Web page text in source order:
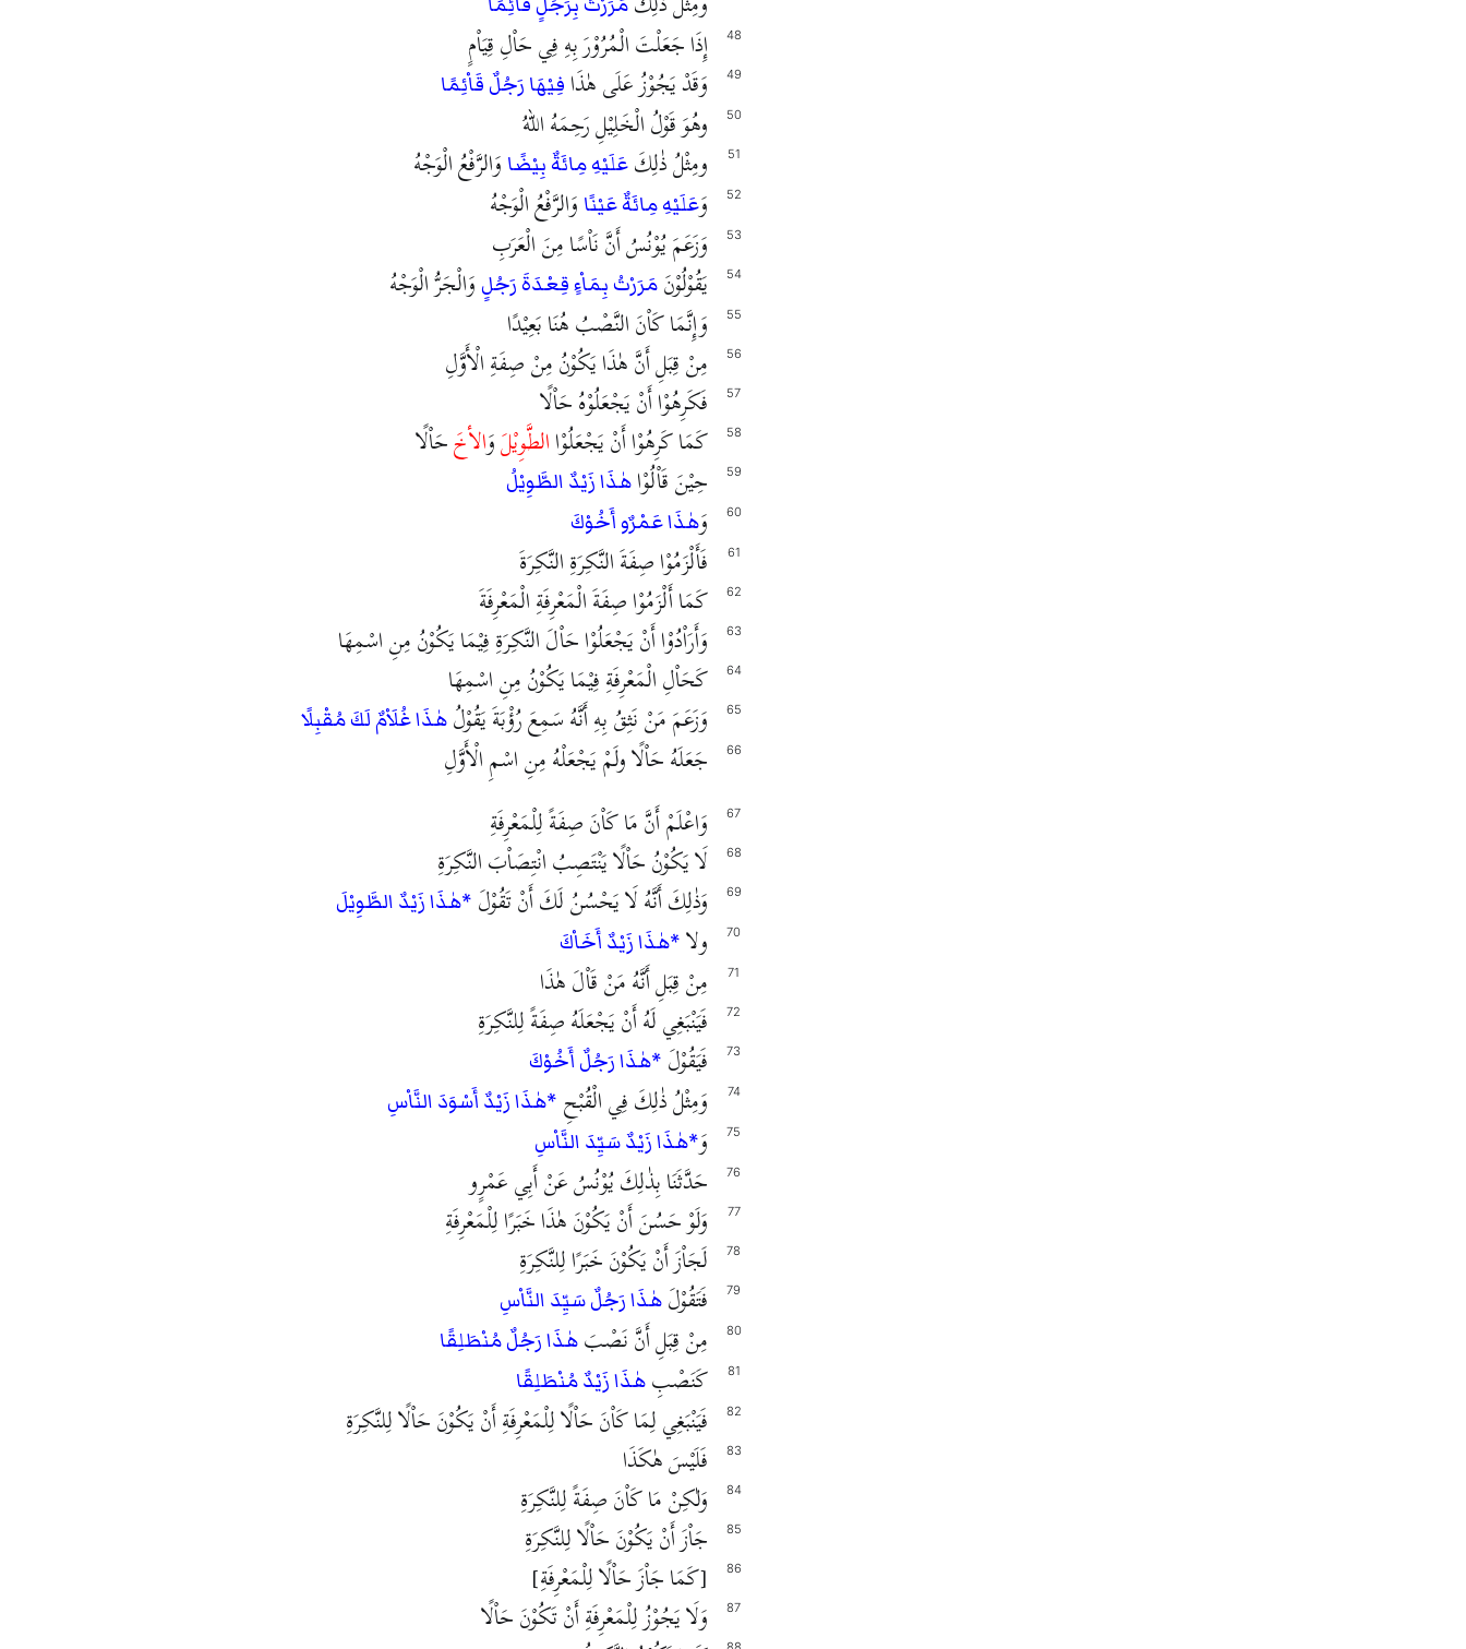
إِذَا جَعَلْتَ الْمُرُوْرَ بِهِ فِي حَاْلِ قِيَاْمٍ 48
وَقَدْ يَجُوْزُ عَلَى هٰذَا فِيْهَا رَجُلٌ قَاْئِمًا 49
وهُوَ قَوْلُ الْخَلِيْلِ رَحِمَهُ اللهُ 50
ومِثْلُ ذٰلِكَ عَلَيْهِ مِائَةٌ بِيْضًا وَالرَّفْعُ الْوَجْهُ 51
وَعَلَيْهِ مِائَةٌ عَيْنًا وَالرَّفْعُ الْوَجْهُ 52
وَزَعَمَ يُوْنُسُ أَنَّ نَاْسًا مِنَ الْعَرَبِ 53
يَقُوْلُوْنَ مَرَرْتُ بِمَاْءٍ قِعْدَةَ رَجُلٍ وَالْجَرُّ الْوَجْهُ 54
وَإِنَّمَا كَاْنَ النَّصْبُ هُنَا بَعِيْدًا 55
مِنْ قِبَلِ أَنَّ هٰذَا يَكُوْنُ مِنْ صِفَةِ الْأَوَّلِ 56
فَكَرِهُوْا أَنْ يَجْعَلُوْهُ حَاْلًا 57
كَمَا كَرِهُوْا أَنْ يَجْعَلُوْاالطَّوِيْلَوَالأخَحَاْلًا 58
حِيْنَ قَاْلُوْا هٰذَا زَيْدٌ الطَّوِيْلُ 59
وَهٰذَا عَمْرٌو أَخُوْكَ 60
فَأَلْزَمُوْا صِفَةَ النَّكِرَةِ النَّكِرَةَ 61
كَمَا أَلْزَمُوْا صِفَةَ الْمَعْرِفَةِ الْمَعْرِفَةَ 62
وَأَرَاْدُوْا أَنْ يَجْعَلُوْا حَاْلَ النَّكِرَةِ فِيْمَا يَكُوْنُ مِنِ اسْمِهَا 63
كَحَاْلِ الْمَعْرِفَةِ فِيْمَا يَكُوْنُ مِنِ اسْمِهَا 64
وَزَعَمَ مَنْ نَثِقُ بِهِ أَنَّهُ سَمِعَ رُؤْبَةَ يَقُوْلُ هٰذَا غُلَاْمٌ لَكَ مُقْبِلًا 65
جَعَلَهُ حَاْلًا ولَمْ يَجْعَلْهُ مِنِ اسْمِ الْأَوَّلِ 66
وَاعْلَمْ أَنَّ مَا كَاْنَ صِفَةً لِلْمَعْرِفَةِ 67
لَا يَكُوْنُ حَاْلًا يَنْتَصِبُ انْتِصَاْبَ النَّكِرَةِ 68
وَذٰلِكَ أَنَّهُ لَا يَحْسُنُ لَكَ أَنْ تَقُوْلَ *هٰذَا زَيْدٌ الطَّوِيْلَ 69
ولا *هٰذَا زَيْدٌ أَخَاْكَ 70
مِنْ قِبَلِ أَنَّهُ مَنْ قَاْلَ هٰذَا 71
فَيَنْبَغِي لَهُ أَنْ يَجْعَلَهُ صِفَةً لِلنَّكِرَةِ 72
فَيَقُوْلَ *هٰذَا رَجُلٌ أَخُوْكَ 73
وَمِثْلُ ذٰلِكَ فِي الْقُبْحِ *هٰذَا زَيْدٌ أَسْوَدَ النَّاْسِ 74
وَ*هٰذَا زَيْدٌ سَيِّدَ النَّاْسِ 75
حَدَّثَنَا بِذٰلِكَ يُوْنُسُ عَنْ أَبِي عَمْرٍو 76
وَلَوْ حَسُنَ أَنْ يَكُوْنَ هٰذَا خَبَرًا لِلْمَعْرِفَةِ 77
لَجَاْزَ أَنْ يَكُوْنَ خَبَرًا لِلنَّكِرَةِ 78
فَتَقُوْلَ هٰذَا رَجُلٌ سَيِّدَ النَّاْسِ 79
مِنْ قِبَلِ أَنَّ نَصْبَ هٰذَا رَجُلٌ مُنْطَلِقًا 80
كَنَصْبِ هٰذَا زَيْدٌ مُنْطَلِقًا 81
فَيَنْبَغِي لِمَا كَاْنَ حَاْلًا لِلْمَعْرِفَةِ أَنْ يَكُوْنَ حَاْلًا لِلنَّكِرَةِ 82
فَلَيْسَ هٰكَذَا 83
وَلٰكِنْ مَا كَاْنَ صِفَةً لِلنَّكِرَةِ 84
جَاْزَ أَنْ يَكُوْنَ حَاْلًا لِلنَّكِرَةِ 85
[كَمَا جَاْزَ حَاْلًا لِلْمَعْرِفَةِ] 86
وَلَا يَجُوْزُ لِلْمَعْرِفَةِ أَنْ تَكُوْنَ حَاْلًا 87